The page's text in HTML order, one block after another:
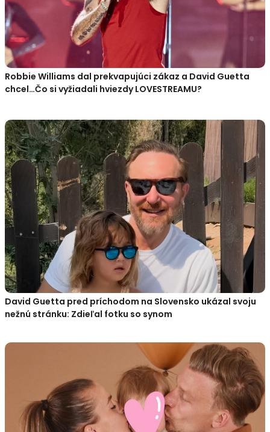
Robbie Williams dal prekvapujúci zákaz a David Guetta
chcel…Čo si vyžiadali hviezdy LOVESTREAMU?
David Guetta pred príchodom na Slovensko ukázal svoju
nežnú stránku: Zdieľal fotku so synom